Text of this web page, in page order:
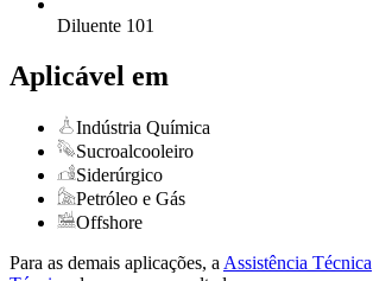
Diluente 101
Aplicável em
Indústria Química
Sucroalcooleiro
Siderúrgico
Petróleo e Gás
Offshore
Para as demais aplicações, aAssistência Técnica